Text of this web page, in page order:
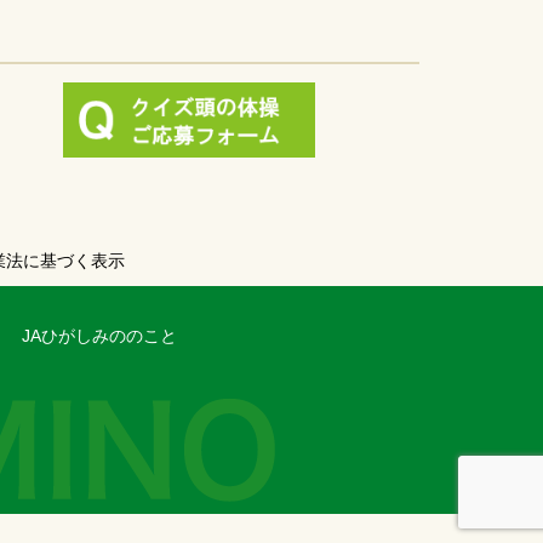
法に基づく表示
JAひがしみののこと